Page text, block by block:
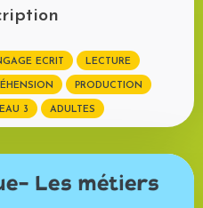
ECRIT LECTURE
PRODUCTION
3 ADULTES
Les métiers